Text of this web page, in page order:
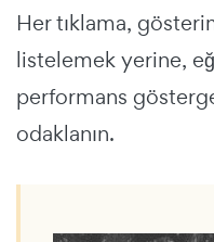
Her tıklama,
listelemek yerine,
performans
odaklanın.